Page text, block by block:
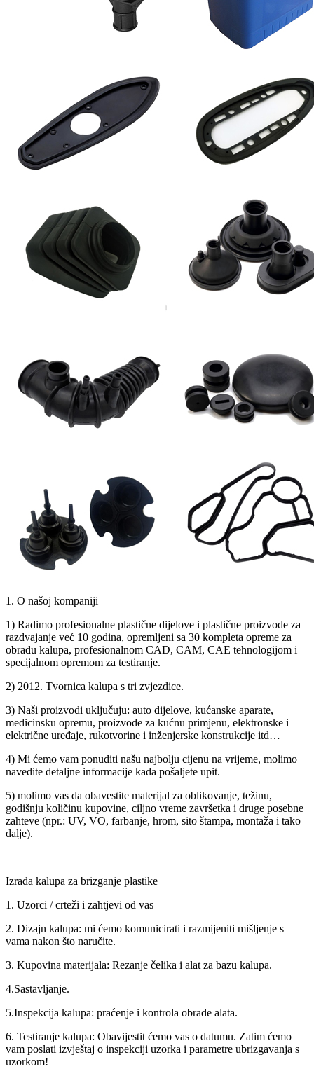
1. O našoj kompaniji
1) Radimo profesionalne plastične dijelove i plastične proizvode za
razdvajanje već 10 godina, opremljeni sa 30 kompleta opreme za
obradu kalupa, profesionalnom CAD, CAM, CAE tehnologijom i
specijalnom opremom za testiranje.
2) 2012. Tvornica kalupa s tri zvjezdice.
3) Naši proizvodi uključuju: auto dijelove, kućanske aparate,
medicinsku opremu, proizvode za kućnu primjenu, elektronske i
električne uređaje, rukotvorine i inženjerske konstrukcije itd…
4) Mi ćemo vam ponuditi našu najbolju cijenu na vrijeme, molimo
navedite detaljne informacije kada pošaljete upit.
5) molimo vas da obavestite materijal za oblikovanje, težinu,
godišnju količinu kupovine, ciljno vreme završetka i druge posebne
zahteve (npr.: UV, VO, farbanje, hrom, sito štampa, montaža i tako
dalje).
Izrada kalupa za brizganje plastike
1. Uzorci / crteži i zahtjevi od vas
2. Dizajn kalupa: mi ćemo komunicirati i razmijeniti mišljenje s
vama nakon što naručite.
3. Kupovina materijala: Rezanje čelika i alat za bazu kalupa.
4.Sastavljanje.
5.Inspekcija kalupa: praćenje i kontrola obrade alata.
6. Testiranje kalupa: Obavijestit ćemo vas o datumu. Zatim ćemo
vam poslati izvještaj o inspekciji uzorka i parametre ubrizgavanja s
uzorkom!